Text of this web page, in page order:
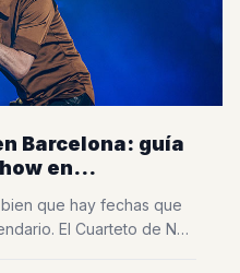
Barcelona: guía
en
que hay fechas que
El Cuarteto de Nos